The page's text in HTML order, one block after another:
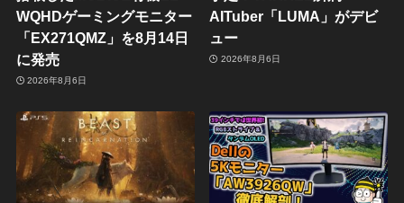
WQHDゲーミングモニター
「EX271QMZ」を8月14日
に発売
2026年8月6日
AITuber「LUMA」がデビ
ュー
2026年8月6日